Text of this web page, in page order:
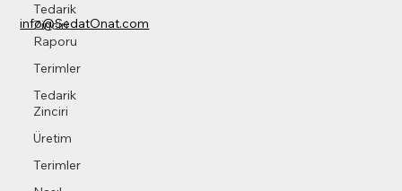
Tedarik
Zinciri
Raporu
Terimler
Tedarik
Zinciri
Üretim
Terimler
info@SedatOnat.com